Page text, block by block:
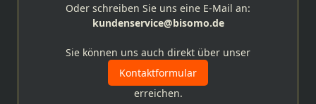
Oder schreiben Sie uns eine E-Mail an:
kundenservice@bisomo.de
Sie können uns auch direkt über unser
Kontaktformular
erreichen.